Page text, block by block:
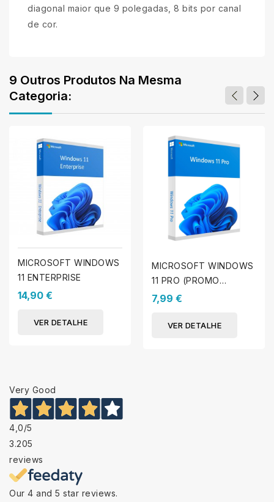
diagonal maior que 9 polegadas, 8 bits por canal
de cor.
9 Outros Produtos Na Mesma
Categoria:
MICROSOFT WINDOWS
11 ENTERPRISE
14,90 €
VER DETALHE
MICROSOFT WINDOWS
11 PRO (PROMO
ESCOLA)
7,99 €
VER DETALHE
Very Good
4,0/5
3.205
reviews
Our 4 and 5 star reviews.